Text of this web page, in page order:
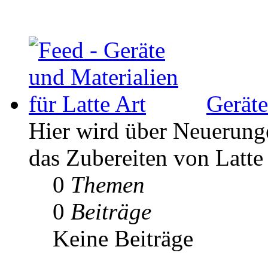
Hier wird über
das Zubereiten von
0 Themen
0 Beiträge
Keine Beiträge